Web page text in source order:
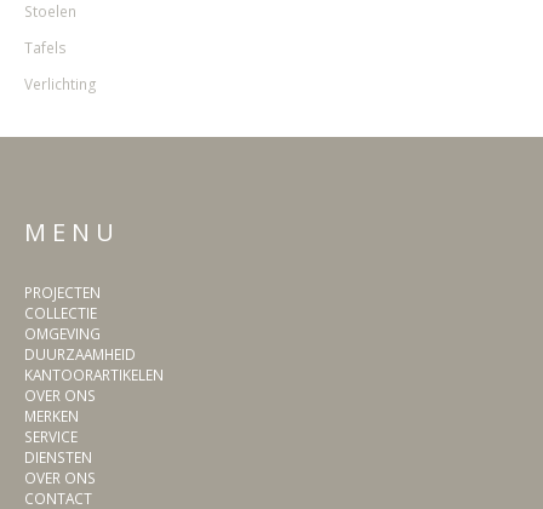
Stoelen
Tafels
Verlichting
M E N U
PROJECTEN
COLLECTIE
OMGEVING
DUURZAAMHEID
KANTOORARTIKELEN
OVER ONS
MERKEN
SERVICE
DIENSTEN
OVER ONS
CONTACT